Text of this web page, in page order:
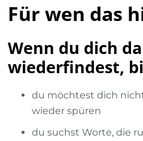
Für wen das
Wenn du dich
wiederfindest,
du möchtest dich
wieder spüren
du suchst Worte, die